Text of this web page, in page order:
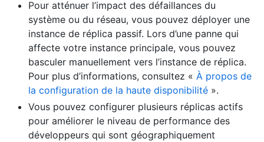
Pour atténuer l’impact des défaillances du
système ou du réseau, vous pouvez déployer une
instance de réplica passif. Lors d’une panne qui
affecte votre instance principale, vous pouvez
basculer manuellement vers l’instance de réplica.
Pour plus d’informations, consultez « À propos de
la configuration de la haute disponibilité ».
Vous pouvez configurer plusieurs réplicas actifs
pour améliorer le niveau de performance des
développeurs qui sont géographiquement